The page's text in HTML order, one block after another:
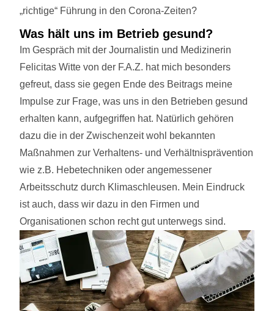
„richtige“ Führung in den Corona-Zeiten?
Was hält uns im Betrieb gesund?
Im Gespräch mit der Journalistin und Medizinerin
Felicitas Witte von der F.A.Z. hat mich besonders
gefreut, dass sie gegen Ende des Beitrags meine
Impulse zur Frage, was uns in den Betrieben gesund
erhalten kann, aufgegriffen hat. Natürlich gehören
dazu die in der Zwischenzeit wohl bekannten
Maßnahmen zur Verhaltens- und Verhältnisprävention
wie z.B. Hebetechniken oder angemessener
Arbeitsschutz durch Klimaschleusen. Mein Eindruck
ist auch, dass wir dazu in den Firmen und
Organisationen schon recht gut unterwegs sind.